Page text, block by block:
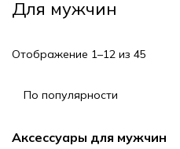
Для мужчин
Отображение 1–12 из 45
Аксессуары для мужчин